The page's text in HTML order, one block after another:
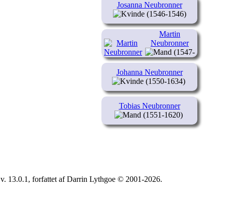
Josanna Neubronner
(1546-1546)
Martin
Neubronner
(1547-
1617)
Johanna Neubronner
(1550-1634)
Tobias Neubronner
(1551-1620)
v. 13.0.1, forfattet af Darrin Lythgoe © 2001-2026.